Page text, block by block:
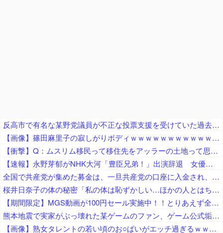
反高市で有名な某野党議員が不正な投票支援を受けていた過去が発掘、「説明責任があるのでは？」と揶揄されており……
【画像】篠田麻里子の寂しがりボディｗｗｗｗｗｗｗｗｗｗｗｗｗｗｗｗｗｗｗ
【衝撃】Q：ムスリム移民って移住先をアッラーの土地って思ってるの？ → 衝撃の回答がコチラ → ｗｗｗｗｗｗｗｗｗｗｗｗｗｗ
【速報】永野芽郁がNHK大河「豊臣兄弟！」出演辞退 女優業は事実上、活動休止へ…不倫疑惑余波ドラマにも
全国で共産党が集めた募金は、一旦共産党の口座に入金され、まとめて、被災自治体や団体（農協や漁協など）にも届けられます
桜井日奈子の体の秘密「私の体は恥ずかしい…ほかの人とはちょっと変わってるの」
【期間限定】MGS動画が100円セール実施中！！とりあえず全部買うやろｗｗｗｗｗ
熊本地震で実家がぶっ壊れた某ゲームのファン、ゲーム公式垢が投稿自粛を発表してしまうと……
【画像】熟女タレントの若い頃のお○ぱいがエッチ過ぎるｗｗｗｗｗ